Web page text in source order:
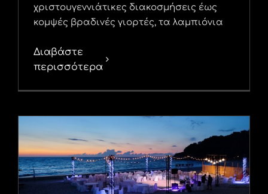
χριστουγεννιάτικες διακοσμήσεις έως
κομψές βραδινές γιορτές, τα λαμπιόνια
Διαβάστε
περισσότερα